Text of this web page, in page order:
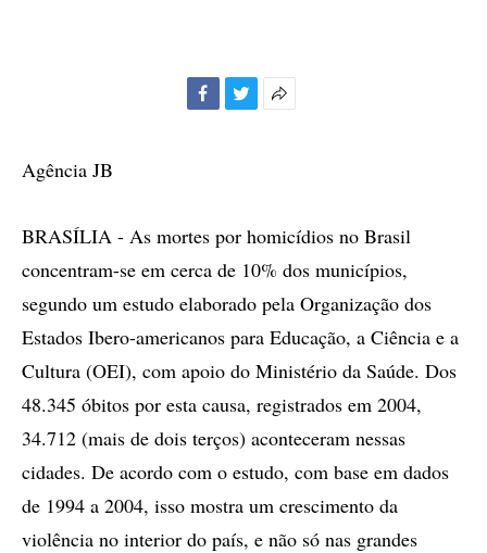
Agência JB
BRASÍLIA - As mortes por homicídios no Brasil
concentram-se em cerca de 10% dos municípios,
segundo um estudo elaborado pela Organização dos
Estados Ibero-americanos para Educação, a Ciência e a
Cultura (OEI), com apoio do Ministério da Saúde. Dos
48.345 óbitos por esta causa, registrados em 2004,
34.712 (mais de dois terços) aconteceram nessas
cidades. De acordo com o estudo, com base em dados
de 1994 a 2004, isso mostra um crescimento da
violência no interior do país, e não só nas grandes